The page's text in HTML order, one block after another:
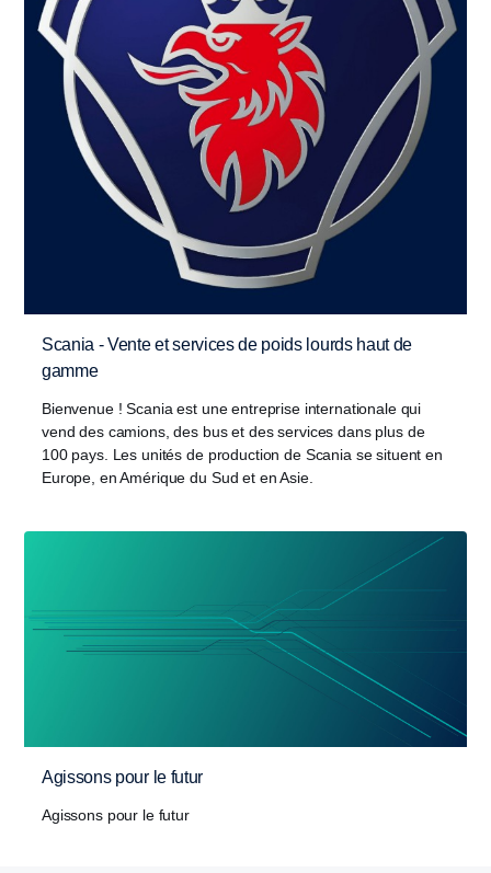
Scania - Vente et services de poids lourds haut de
gamme
Bienvenue ! Scania est une entreprise internationale qui
vend des camions, des bus et des services dans plus de
100 pays. Les unités de production de Scania se situent en
Europe, en Amérique du Sud et en Asie.
Agissons pour le futur
Agissons pour le futur